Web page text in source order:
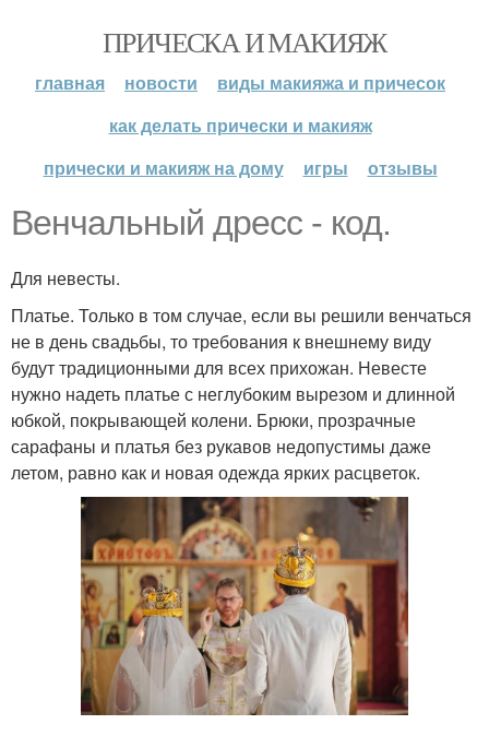
ПРИЧЕСКА И МАКИЯЖ
главная новости
виды макияжа и причесок
как делать прически и макияж
прически и макияж на дому
игры отзывы
Венчальный дресс - код.
Для невесты.
Платье. Только в том случае, если вы решили венчаться
не в день свадьбы, то требования к внешнему виду
будут традиционными для всех прихожан. Невесте
нужно надеть платье с неглубоким вырезом и длинной
юбкой, покрывающей колени. Брюки, прозрачные
сарафаны и платья без рукавов недопустимы даже
летом, равно как и новая одежда ярких расцветок.